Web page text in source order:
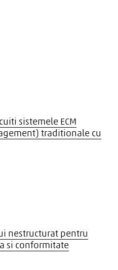
sistemele ECM
traditionale cu
nestructurat pentru
si conformitate